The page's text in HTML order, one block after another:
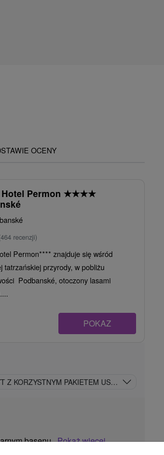
OCENY
Permon ★★★★
recenzji)
Permon**** znajduje się wśród
tatrzańskiej przyrody, w pobliżu
Podbanské, otoczony lasami
POKAZ
Z KORZYSTNYM PAKIETEM USŁUG ALL
basenu.Pokaż więcej